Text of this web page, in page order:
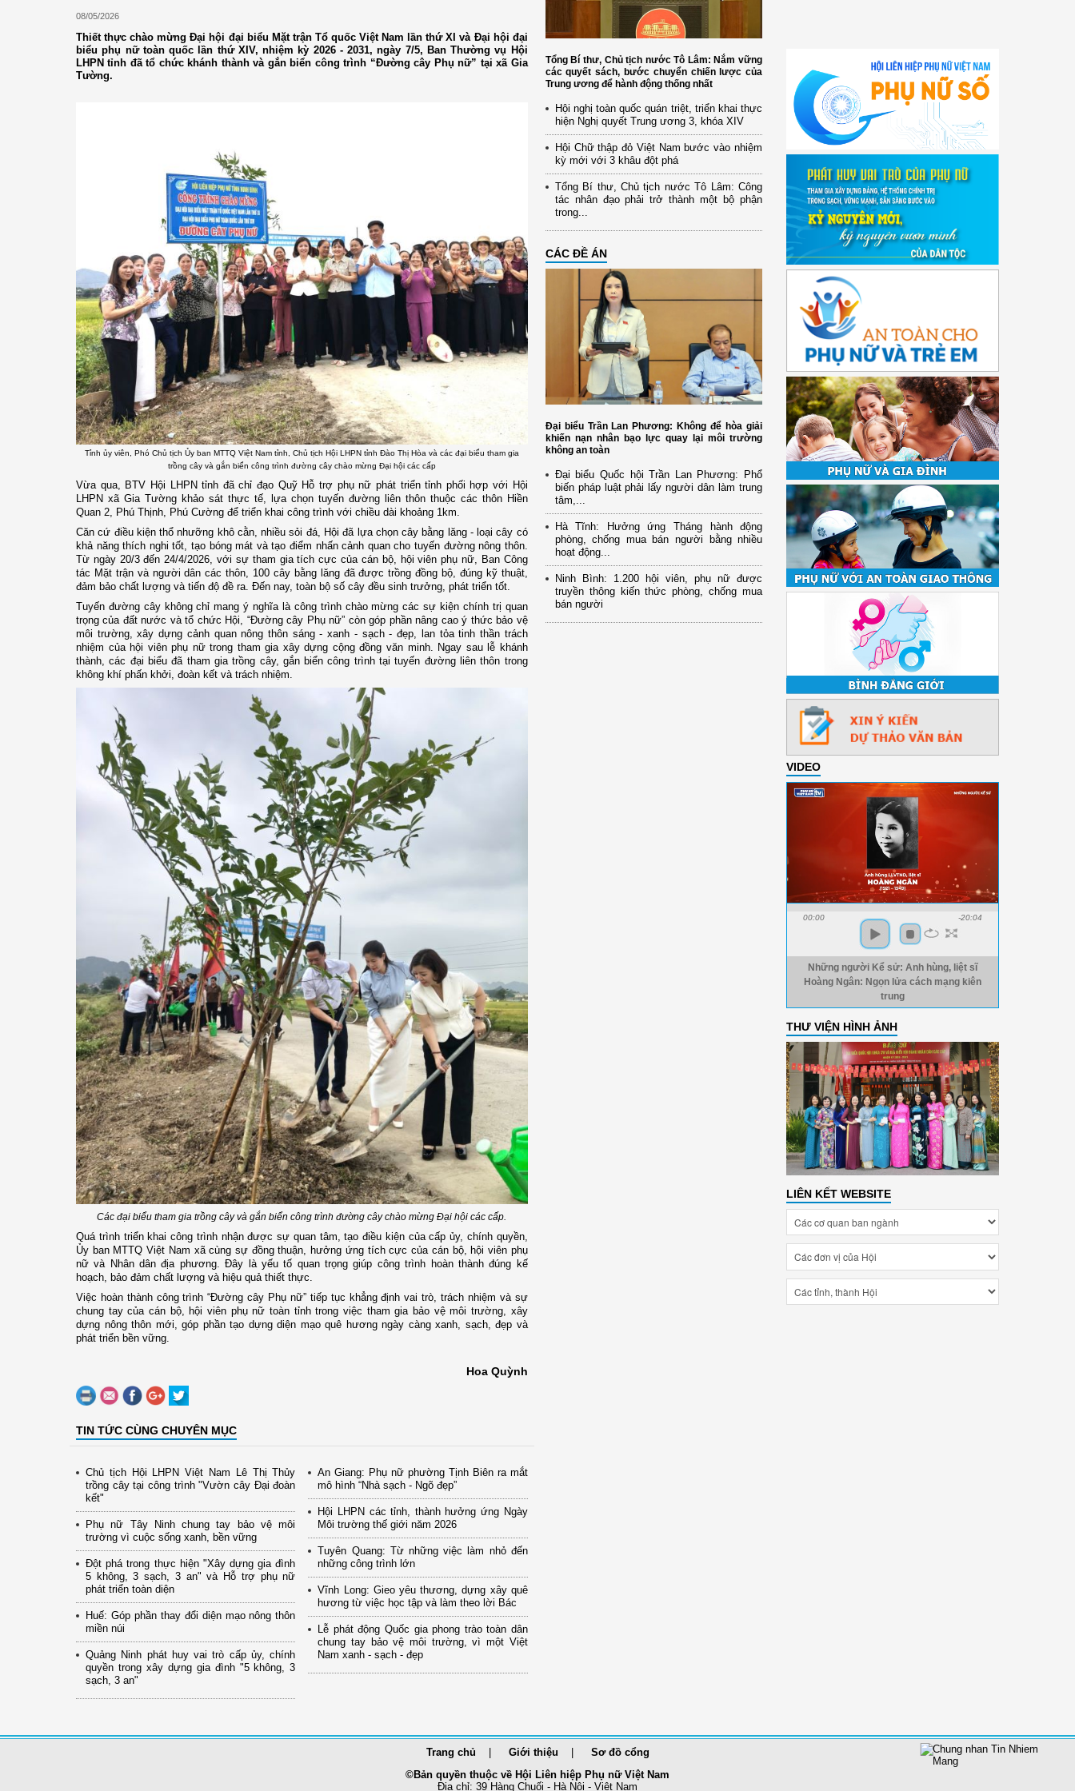
08/05/2026
Thiết thực chào mừng Đại hội đại biểu Mặt trận Tổ quốc Việt Nam lần thứ XI và Đại hội đại
biểu phụ nữ toàn quốc lần thứ XIV, nhiệm kỳ 2026 - 2031, ngày 7/5, Ban Thường vụ Hội
LHPN tỉnh đã tổ chức khánh thành và gắn biển công trình “Đường cây Phụ nữ” tại xã Gia
Tường.
Tỉnh ủy viên, Phó Chủ tịch Ủy ban MTTQ Việt Nam tỉnh, Chủ tịch Hội LHPN tỉnh Đào Thị Hòa và các đại biểu tham gia
trồng cây và gắn biển công trình đường cây chào mừng Đại hội các cấp
Vừa qua,
BTV Hội LHPN tỉnh đã chỉ đạo Quỹ Hỗ trợ phụ nữ phát triển tỉnh phối hợp với Hội
LHPN xã Gia Tường khảo sát thực tế, lựa chọn tuyến đường liên thôn thuộc các thôn Hiền
Quan 2, Phú Thịnh, Phú Cường để triển khai công trình với chiều dài khoảng 1km.
Căn cứ điều kiện thổ nhưỡng khô cằn, nhiều sỏi đá, Hội đã lựa chọn cây bằng lăng - loại cây có
khả năng thích nghi tốt, tạo bóng mát và tạo điểm nhấn cảnh quan cho tuyến đường nông thôn.
Từ ngày 20/3 đến 24/4/2026, với sự tham gia tích cực của cán bộ, hội viên phụ nữ, Ban Công
tác Mặt trận và người dân các thôn, 100 cây bằng lăng đã được trồng đồng bộ, đúng kỹ thuật,
đảm bảo chất lượng và tiến độ đề ra. Đến nay, toàn bộ số cây đều sinh trưởng, phát triển tốt.
Tuyến đường cây không chỉ mang ý nghĩa là công trình chào mừng các sự kiện chính trị quan
trọng của đất nước và tổ chức Hội, “Đường cây Phụ nữ” còn góp phần nâng cao ý thức bảo vệ
môi trường, xây dựng cảnh quan nông thôn sáng - xanh - sạch - đẹp, lan tỏa tinh thần trách
nhiệm của hội viên phụ nữ trong tham gia xây dựng cộng đồng văn minh.
Ngay sau lễ khánh
thành, các đại biểu đã tham gia trồng cây, gắn biển công trình tại tuyến đường liên thôn trong
không khí phấn khởi, đoàn kết và trách nhiệm.
Các đại biểu tham gia trồng cây và gắn biển công trình đường cây chào mừng Đại hội các cấp.
Quá trình triển khai công trình nhận được sự quan tâm, tạo điều kiện của cấp ủy, chính quyền,
Ủy ban MTTQ Việt Nam xã cùng sự đồng thuận, hưởng ứng tích cực của cán bộ, hội viên phụ
nữ và N hân dân địa phương. Đây là yếu tố quan trọng giúp công trình hoàn thành đúng kế
hoạch, bảo đảm chất lượng và hiệu quả thiết thực.
Việc hoàn thành công trình “Đường cây Phụ nữ” tiếp tục khẳng định vai trò, trách nhiệm và sự
chung tay của cán bộ, hội viên phụ nữ toàn tỉnh trong việc tham gia bảo vệ môi trường, xây
dựng nông thôn mới, góp phần tạo dựng diện mạo quê hương ngày càng xanh, sạch, đẹp và
phát triển bền vững.
Hoa Quỳnh
TIN TỨC CÙNG CHUYÊN MỤC
Chủ tịch Hội LHPN Việt Nam Lê Thị Thủy
trồng cây tại công trình "Vườn cây Đại đoàn
kết"
Phụ nữ Tây Ninh chung tay bảo vệ môi
trường vì cuộc sống xanh, bền vững
Đột phá trong thực hiện "Xây dựng gia đình
5 không, 3 sạch, 3 an" và Hỗ trợ phụ nữ
phát triển toàn diện
Huế: Góp phần thay đổi diện mạo nông thôn
miền núi
Quảng Ninh phát huy vai trò cấp ủy, chính
quyền trong xây dựng gia đình "5 không, 3
sạch, 3 an"
An Giang: Phụ nữ phường Tịnh Biên ra mắt
mô hình “Nhà sạch - Ngõ đẹp”
Hội LHPN các tỉnh, thành hưởng ứng Ngày
Môi trường thế giới năm 2026
Tuyên Quang: Từ những việc làm nhỏ đến
những công trình lớn
Vĩnh Long: Gieo yêu thương, dựng xây quê
hương từ việc học tập và làm theo lời Bác
Lễ phát động Quốc gia phong trào toàn dân
chung tay bảo vệ môi trường, vì một Việt
Nam xanh - sạch - đẹp
Tổng Bí thư, Chủ tịch nước Tô Lâm: Nắm vững
các quyết sách, bước chuyển chiến lược của
Trung ương để hành động thống nhất
Hội nghị toàn quốc quán triệt, triển khai thực
hiện Nghị quyết Trung ương 3, khóa XIV
Hội Chữ thập đỏ Việt Nam bước vào nhiệm
kỳ mới với 3 khâu đột phá
Tổng Bí thư, Chủ tịch nước Tô Lâm: Công
tác nhân đạo phải trở thành một bộ phận
trong...
CÁC ĐỀ ÁN
Đại biểu Trần Lan Phương: Không để hòa giải
khiến nạn nhân bạo lực quay lại môi trường
không an toàn
Đại biểu Quốc hội Trần Lan Phương: Phổ
biến pháp luật phải lấy người dân làm trung
tâm,...
Hà Tĩnh: Hưởng ứng Tháng hành động
phòng, chống mua bán người bằng nhiều
hoạt động...
Ninh Bình: 1.200 hội viên, phụ nữ được
truyền thông kiến thức phòng, chống mua
bán người
VIDEO
00:00 -20:04
Những người Kể sử: Anh hùng, liệt sĩ
Hoàng Ngân: Ngọn lửa cách mạng kiên
trung
THƯ VIỆN HÌNH ẢNH
LIÊN KẾT WEBSITE
Trang chủ Giới thiệu
Sơ đồ cổng
©Bản quyền thuộc về Hội Liên hiệp Phụ nữ Việt Nam
Địa chỉ: 39 Hàng Chuối - Hà Nội - Việt Nam